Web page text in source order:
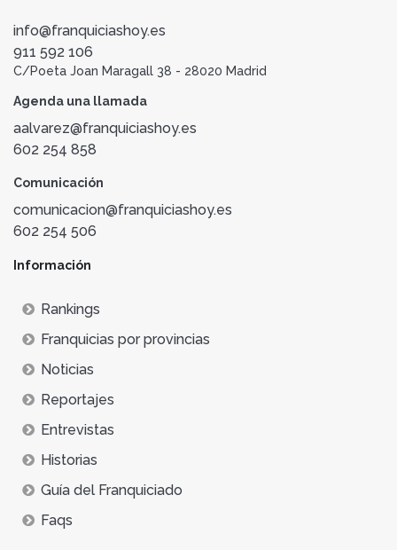
info@franquiciashoy.es
911 592 106
C/Poeta Joan Maragall 38 - 28020 Madrid
Agenda una llamada
aalvarez@franquiciashoy.es
602 254 858
Comunicación
comunicacion@franquiciashoy.es
602 254 506
Información
Rankings
Franquicias por provincias
Noticias
Reportajes
Entrevistas
Historias
Guía del Franquiciado
Faqs